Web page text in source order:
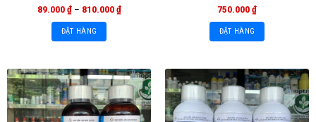
89.000₫ – 810.000₫
ĐẶT HÀNG
750.000₫
ĐẶT HÀNG